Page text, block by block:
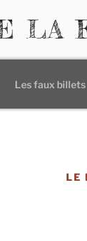
Les faux billets
LA
LE